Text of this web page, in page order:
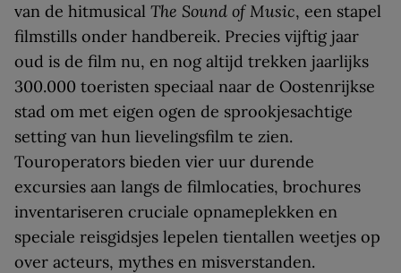
van de hitmusical The Sound of Music, een stapel
filmstills onder handbereik. Precies vijftig jaar
oud is de film nu, en nog altijd trekken jaarlijks
300.000 toeristen speciaal naar de Oostenrijkse
stad om met eigen ogen de sprookjesachtige
setting van hun lievelingsfilm te zien.
Touroperators bieden vier uur durende
excursies aan langs de filmlocaties, brochures
inventariseren cruciale opnameplekken en
speciale reisgidsjes lepelen tientallen weetjes op
over acteurs, mythes en misverstanden.